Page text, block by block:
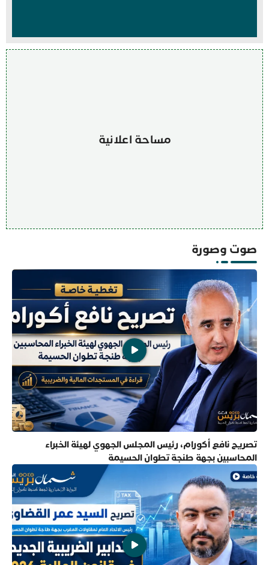
مساحة اعلانية
صوت وصورة
تصريح نافع أكورام، رئيس المجلس الجهوي لهيئة الخبراء
المحاسبين بجهة طنجة تطوان الحسيمة